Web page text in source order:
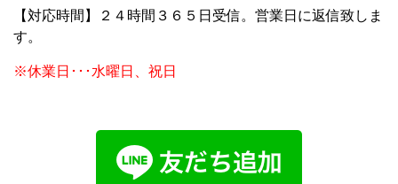
【対応時間】２４時間３６５日受信。営業日に返信致しま
す。
※休業日･･･水曜日、祝日